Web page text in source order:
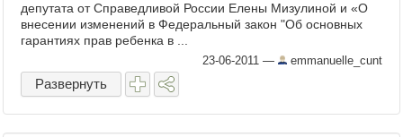
депутата от Справедливой России Елены Мизулиной и «О
внесении изменений в Федеральный закон "Об основных
гарантиях прав ребенка в ...
23-06-2011 — emmanuelle_cunt
Развернуть